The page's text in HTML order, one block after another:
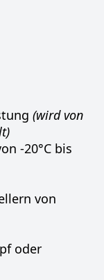
(wird von
-20°C bis
von
oder